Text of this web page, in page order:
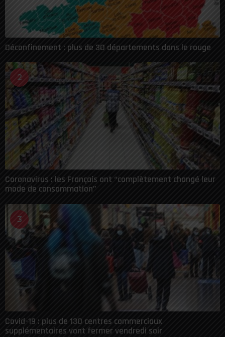
Déconfinement : plus de 30 départements dans le rouge
2
Coronavirus : les Français ont “complètement changé leur
mode de consommation”
3
Covid-19 : plus de 130 centres commerciaux
supplémentaires vont fermer vendredi soir